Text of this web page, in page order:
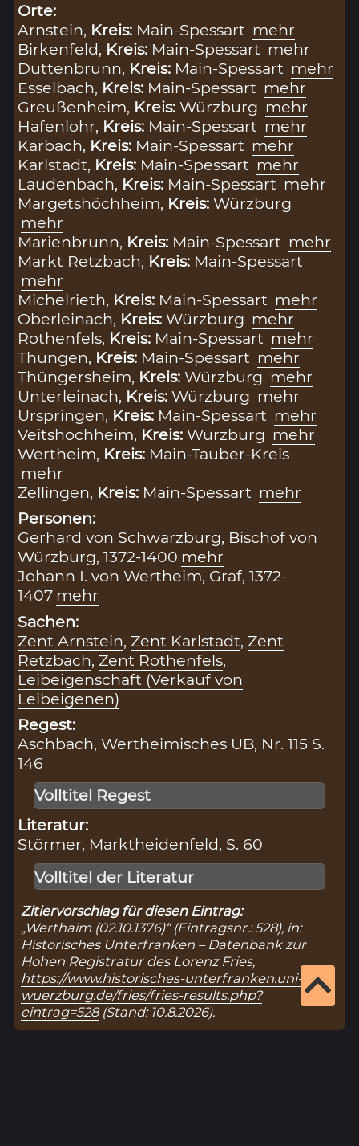
Orte:
Arnstein, Kreis: Main-Spessart mehr
Birkenfeld, Kreis: Main-Spessart mehr
Duttenbrunn, Kreis: Main-Spessart mehr
Esselbach, Kreis: Main-Spessart mehr
Greußenheim, Kreis:Würzburg mehr
Hafenlohr, Kreis: Main-Spessart mehr
Karbach, Kreis: Main-Spessart mehr
Karlstadt, Kreis: Main-Spessart mehr
Laudenbach, Kreis: Main-Spessart mehr
Margetshöchheim, Kreis:Würzburg
mehr
Marienbrunn, Kreis: Main-Spessart mehr
Markt Retzbach, Kreis: Main-Spessart
mehr
Michelrieth, Kreis: Main-Spessart mehr
Oberleinach, Kreis:Würzburg mehr
Rothenfels, Kreis: Main-Spessart mehr
Thüngen, Kreis: Main-Spessart mehr
Thüngersheim, Kreis:Würzburg mehr
Unterleinach, Kreis:Würzburg mehr
Urspringen, Kreis: Main-Spessart mehr
Veitshöchheim, Kreis:Würzburg mehr
Wertheim, Kreis: Main-Tauber-Kreis
mehr
Zellingen, Kreis: Main-Spessart mehr
Personen:
Gerhard von Schwarzburg, Bischof von
Würzburg, 1372-1400 mehr
Johann I. von Wertheim, Graf, 1372-
1407 mehr
Sachen:
Zent Arnstein, Zent Karlstadt, Zent
Retzbach, Zent Rothenfels,
Leibeigenschaft (Verkauf von
Leibeigenen)
Regest:
Aschbach, Wertheimisches UB, Nr. 115 S.
146
Volltitel Regest
Literatur:
Störmer, Marktheidenfeld, S. 60
Volltitel der Literatur
Zitiervorschlag für diesen Eintrag:
„Werthaim (02.10.1376)“ (Eintragsnr.: 528), in:
Historisches Unterfranken – Datenbank zur
Hohen Registratur des Lorenz Fries,
https://www.historisches-unterfranken.uni-
wuerzburg.de/fries/fries-results.php?
eintrag=528(Stand: 10.8.2026).